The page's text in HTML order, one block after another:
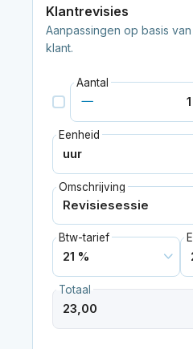
Klantrevisies
Aanpassingen op basis
klant.
Aantal
Eenheid
Omschrijving
Btw-tarief
Totaal